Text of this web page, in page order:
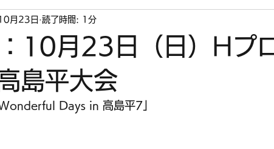
10月23日（日）Hプ
島平大会
月23日 読了時間: 1分
Days in 高島平7」